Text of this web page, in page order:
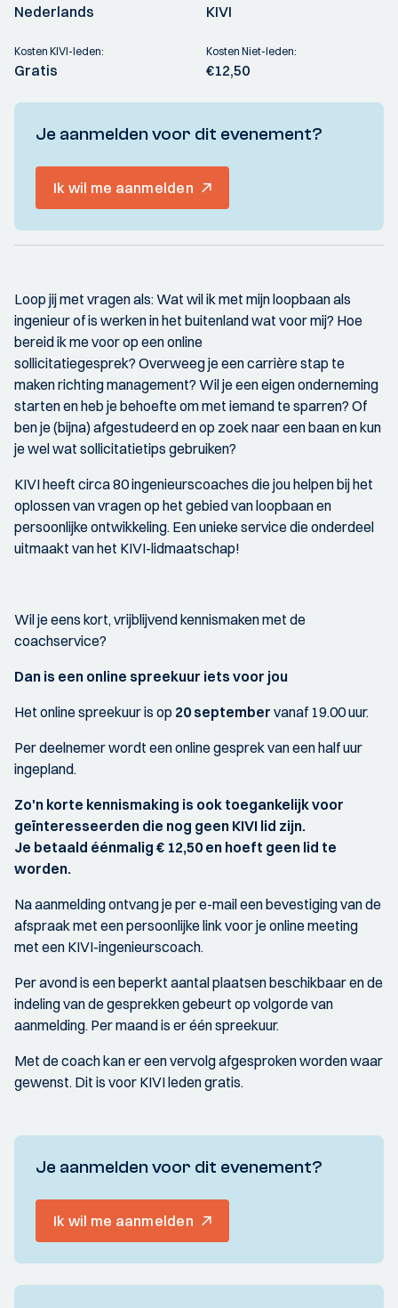
Nederlands KIVI
Kosten KIVI-leden:
Gratis
Kosten Niet-leden:
€12,50
Je aanmelden voor dit evenement?
Ik wil me aanmelden
Loop jij met vragen als: Wat wil ik met mijn loopbaan als
ingenieur of is werken in het buitenland wat voor mij? Hoe
bereid ik me voor op een online
sollicitatiegesprek? Overweeg je een carrière stap te
maken richting management? Wil je een eigen onderneming
starten en heb je behoefte om met iemand te sparren? Of
ben je (bijna) afgestudeerd en op zoek naar een baan en kun
je wel wat sollicitatietips gebruiken?
KIVI heeft circa 80 ingenieurscoaches die jou helpen bij het
oplossen van vragen op het gebied van loopbaan en
persoonlijke ontwikkeling. Een unieke service die onderdeel
uitmaakt van het KIVI-lidmaatschap!
Wil je eens kort, vrijblijvend kennismaken met de
coachservice?
Dan is een online spreekuur iets voor jou
Het online spreekuur is op 20 september vanaf 19.00 uur.
Per deelnemer wordt een online gesprek van een half uur
ingepland.
Zo'n korte kennismaking is ook toegankelijk voor
geïnteresseerden die nog geen KIVI lid zijn.
Je betaald éénmalig € 12,50 en hoeft geen lid te
worden.
Na aanmelding ontvang je per e-mail een bevestiging van de​​
afspraak met een persoonlijke link voor je online meeting
met een KIVI-ingenieurscoach.
Per avond is een beperkt aantal plaatsen beschikbaar en de
indeling van de gesprekken gebeurt op volgorde van
aanmelding. Per maand is er één spreekuur.
Met de coach kan er een vervolg afgesproken worden waar
gewenst. Dit is voor KIVI leden gratis.
Je aanmelden voor dit evenement?
Ik wil me aanmelden